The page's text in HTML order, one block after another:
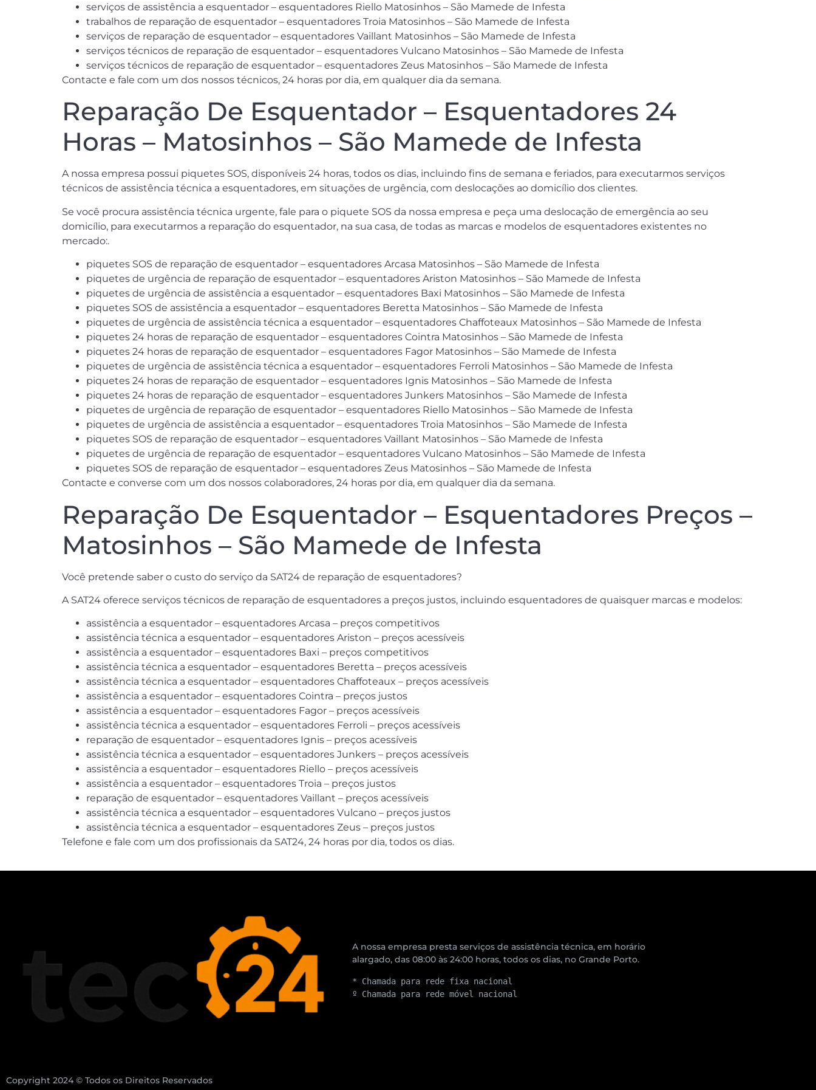
serviços de assistência a esquentador – esquentadores Riello Matosinhos – São Mamede de Infesta
trabalhos de reparação de esquentador – esquentadores Troia Matosinhos – São Mamede de Infesta
serviços de reparação de esquentador – esquentadores Vaillant Matosinhos – São Mamede de Infesta
serviços técnicos de reparação de esquentador – esquentadores Vulcano Matosinhos – São Mamede de Infesta
serviços técnicos de reparação de esquentador – esquentadores Zeus Matosinhos – São Mamede de Infesta
Contacte e fale com um dos nossos técnicos, 24 horas por dia, em qualquer dia da semana.
Reparação De Esquentador – Esquentadores 24
Horas – Matosinhos – São Mamede de Infesta
A nossa empresa possui piquetes SOS, disponíveis 24 horas, todos os dias, incluindo fins de semana e feriados, para executarmos serviços
técnicos de assistência técnica a esquentadores, em situações de urgência, com deslocações ao domicílio dos clientes.
Se você procura assistência técnica urgente, fale para o piquete SOS da nossa empresa e peça uma deslocação de emergência ao seu
domicílio, para executarmos a reparação do esquentador, na sua casa, de todas as marcas e modelos de esquentadores existentes no
mercado:.
piquetes SOS de reparação de esquentador – esquentadores Arcasa Matosinhos – São Mamede de Infesta
piquetes de urgência de reparação de esquentador – esquentadores Ariston Matosinhos – São Mamede de Infesta
piquetes de urgência de assistência a esquentador – esquentadores Baxi Matosinhos – São Mamede de Infesta
piquetes SOS de assistência a esquentador – esquentadores Beretta Matosinhos – São Mamede de Infesta
piquetes de urgência de assistência técnica a esquentador – esquentadores Chaffoteaux Matosinhos – São Mamede de Infesta
piquetes 24 horas de reparação de esquentador – esquentadores Cointra Matosinhos – São Mamede de Infesta
piquetes 24 horas de reparação de esquentador – esquentadores Fagor Matosinhos – São Mamede de Infesta
piquetes de urgência de assistência técnica a esquentador – esquentadores Ferroli Matosinhos – São Mamede de Infesta
piquetes 24 horas de reparação de esquentador – esquentadores Ignis Matosinhos – São Mamede de Infesta
piquetes 24 horas de reparação de esquentador – esquentadores Junkers Matosinhos – São Mamede de Infesta
piquetes de urgência de reparação de esquentador – esquentadores Riello Matosinhos – São Mamede de Infesta
piquetes de urgência de assistência a esquentador – esquentadores Troia Matosinhos – São Mamede de Infesta
piquetes SOS de reparação de esquentador – esquentadores Vaillant Matosinhos – São Mamede de Infesta
piquetes de urgência de reparação de esquentador – esquentadores Vulcano Matosinhos – São Mamede de Infesta
piquetes SOS de reparação de esquentador – esquentadores Zeus Matosinhos – São Mamede de Infesta
Contacte e converse com um dos nossos colaboradores, 24 horas por dia, em qualquer dia da semana.
Reparação De Esquentador – Esquentadores Preços –
Matosinhos – São Mamede de Infesta
Você pretende saber o custo do serviço da SAT24 de reparação de esquentadores?
A SAT24 oferece serviços técnicos de reparação de esquentadores a preços justos, incluindo esquentadores de quaisquer marcas e modelos:
assistência a esquentador – esquentadores Arcasa – preços competitivos
assistência técnica a esquentador – esquentadores Ariston – preços acessíveis
assistência a esquentador – esquentadores Baxi – preços competitivos
assistência técnica a esquentador – esquentadores Beretta – preços acessíveis
assistência técnica a esquentador – esquentadores Chaffoteaux – preços acessíveis
assistência a esquentador – esquentadores Cointra – preços justos
assistência a esquentador – esquentadores Fagor – preços acessíveis
assistência técnica a esquentador – esquentadores Ferroli – preços acessíveis
reparação de esquentador – esquentadores Ignis – preços acessíveis
assistência técnica a esquentador – esquentadores Junkers – preços acessíveis
assistência a esquentador – esquentadores Riello – preços acessíveis
assistência a esquentador – esquentadores Troia – preços justos
reparação de esquentador – esquentadores Vaillant – preços acessíveis
assistência técnica a esquentador – esquentadores Vulcano – preços justos
assistência técnica a esquentador – esquentadores Zeus – preços justos
Telefone e fale com um dos profissionais da SAT24, 24 horas por dia, todos os dias.
A nossa empresa presta serviços de assistência técnica, em horário
alargado, das 08:00 às 24:00 horas, todos os dias, no Grande Porto.
* Chamada para rede fixa nacional
º Chamada para rede móvel nacional
Copyright 2024 © Todos os Direitos Reservados